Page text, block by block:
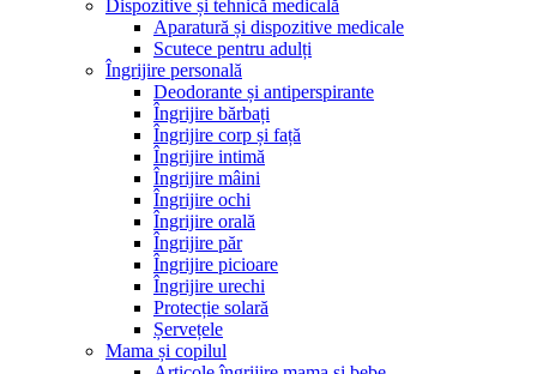
Dispozitive și tehnică medicală
Aparatură și dispozitive medicale
Scutece pentru adulți
Îngrijire personală
Deodorante și antiperspirante
Îngrijire bărbați
Îngrijire corp și față
Îngrijire intimă
Îngrijire mâini
Îngrijire ochi
Îngrijire orală
Îngrijire păr
Îngrijire picioare
Îngrijire urechi
Protecție solară
Șervețele
Mama și copilul